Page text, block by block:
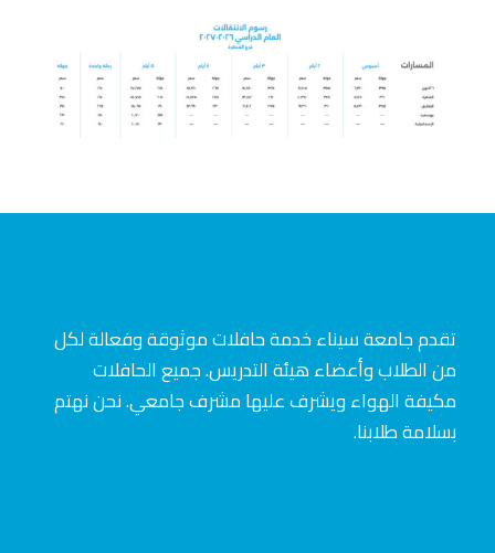
تقدم جامعة سيناء خدمة حافلات موثوقة وفعالة لكل
من الطلاب وأعضاء هيئة التدريس. جميع الحافلات
مكيفة الهواء ويشرف عليها مشرف جامعي. نحن نهتم
بسلامة طلابنا.